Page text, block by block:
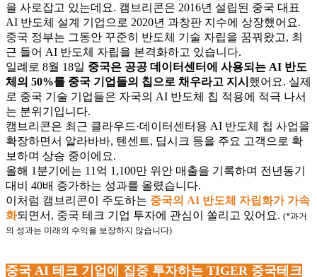
을 사로잡고 있는데요. 캠브리콘은 2016년 설립된 중국 대표
AI 반도체 설계 기업으로 2020년 과창판 지수에 상장했어요.
중국 정부는 그동안 꾸준히 반도체 기술 자립을 꿈꿔왔고, 최
근 들어 AI 반도체 자립을 본격화하고 있습니다.
일례로 8월 18일 중국은 공공 데이터센터에 사용되는 AI 반도
체의 50%를 중국 기업들의 칩으로 채우라고 지시 했어요. 실제
로 중국 기술 기업들은 자국의 AI 반도체 칩 적용에 적극 나서
는 분위기입니다.
캠브리콘은 최근 클라우드·데이터센터용 AI 반도체 칩 사업을
확장하면서 알라바바, 텐센트, 딥시크 등을 주요 고객으로 확
보하며 상승 중이에요.
올해 1분기에는 11억 1,100만 위안 매출을 기록하며 전년동기
대비 40배 증가하는 성과를 올렸습니다.
이처럼 캠브리콘이 주도하는 중국의 AI 반도체 자립화가 가속
화되면서, 중국 테크 기업 투자에 관심이 쏠리고 있어요. (*과거
의 성과는 미래의 수익을 보장하지 않습니다)
중국 AI 테크 기업에 집중 투자하는 TIGER 중국테크